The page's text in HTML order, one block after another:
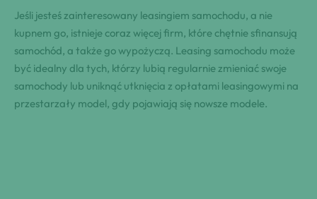
Jeśli jesteś zainteresowany leasingiem samochodu, a nie
kupnem go, istnieje coraz więcej firm, które chętnie sfinansują
samochód, a także go wypożyczą. Leasing samochodu może
być idealny dla tych, którzy lubią regularnie zmieniać swoje
samochody lub uniknąć utknięcia z opłatami leasingowymi na
przestarzały model, gdy pojawiają się nowsze modele.